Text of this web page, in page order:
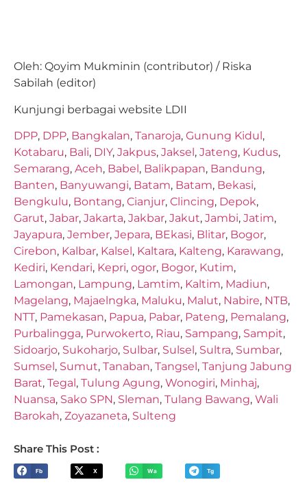
Oleh: Qoyim Mukminin (contributor) / Riska
Sabilah (editor)
Kunjungi berbagai website LDII
DPP, DPP, Bangkalan, Tanaroja, Gunung Kidul ,
Kotabaru, Bali, DIY, Jakpus, Jaksel , Jateng, Kudus,
Semarang, Aceh, Babel , Balikpapan, Bandung,
Banten, Banyuwangi, Batam, Batam, Bekasi,
Bengkulu, Bontang, Cianjur, Clincing, Depok,
Garut, Jabar, Jakarta, Jakbar, Jakut, Jambi, Jatim,
Jayapura, Jember, Jepara, BEkasi, Blitar, Bogor,
Cirebon, Kalbar, Kalsel , Kaltara, Kalteng, Karawang,
Kediri, Kendari, Kepri, ogor, Bogor, Kutim,
Lamongan, Lampung, Lamtim, Kaltim, Madiun,
Magelang, Majaelngka, Maluku, Malut, Nabire, NTB,
NTT, Pamekasan, Papua, Pabar, Pateng, Pemalang,
Purbalingga, Purwokerto, Riau, Sampang, Sampit,
Sidoarjo, Sukoharjo, Sulbar, Sulsel , Sultra, Sumbar,
Sumsel , Sumut, Tanaban, Tangsel , Tanjung Jabung
Barat, Tegal , Tulung Agung, Wonogiri, Minhaj,
Nuansa, Sako SPN, Sleman, Tulang Bawang, Wali
Barokah, Zoyazaneta, Sulteng
Share This Post :
Fb X Wa Tg